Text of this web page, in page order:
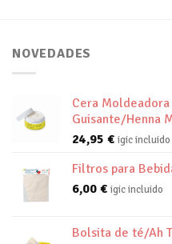
NOVEDADES
Cera
Guisante/Henna
24,95 € igic incluido
Filtros para
6,00 € igic incluido
Bolsita de té/Ah